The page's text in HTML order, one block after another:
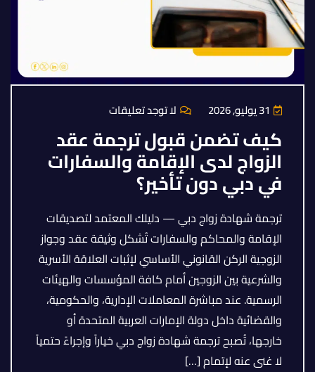
لا توجد تعليقات
كيف تضمن قبول ترجمة عقد
الزواج لدى الإقامة والسفارات
في دبي دون تأخير؟
ترجمة شهادة زواج دبي — دليلك المعتمد لتصديقات
الإقامة والمحاكم والسفارات تُشكل وثيقة عقد وجواز
الزوجية الركن القانوني الأساسي لإثبات العلاقة الأسرية
والشرعية بين الزوجين أمام كافة المؤسسات والهيئات
الرسمية. عند مباشرة المعاملات الإدارية، والحكومية،
والقضائية داخل دولة الإمارات العربية المتحدة أو
خارجها، تُصبح ترجمة شهادة زواج دبي خياراً وإجراءً حتمياً
لا غنى عنه لإتمام […]